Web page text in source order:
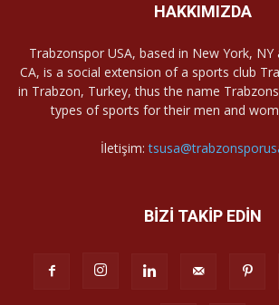
HAKKIMIZDA
Trabzonspor USA, based in New York, NY
CA, is a social extension of a sports club
in Trabzon, Turkey, thus the name
types of sports for their men and
İletişim:
BİZİ TAKİP EDİN